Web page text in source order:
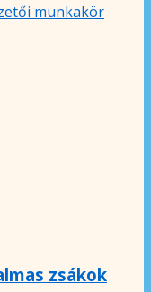
munkakör
zsákok